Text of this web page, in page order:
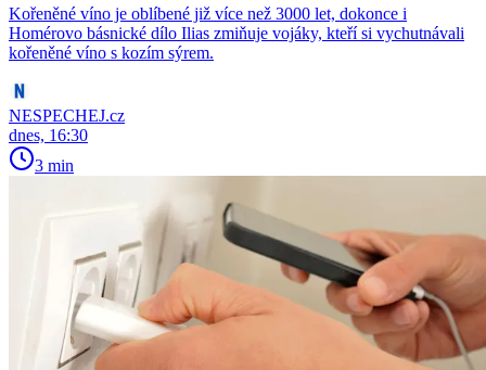
Kořeněné víno je oblíbené již více než 3000 let, dokonce i
Homérovo básnické dílo Ilias zmiňuje vojáky, kteří si vychutnávali
kořeněné víno s kozím sýrem.
NESPECHEJ.cz
dnes, 16:30
3 min